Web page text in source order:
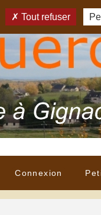
Connexion
Tout refuser